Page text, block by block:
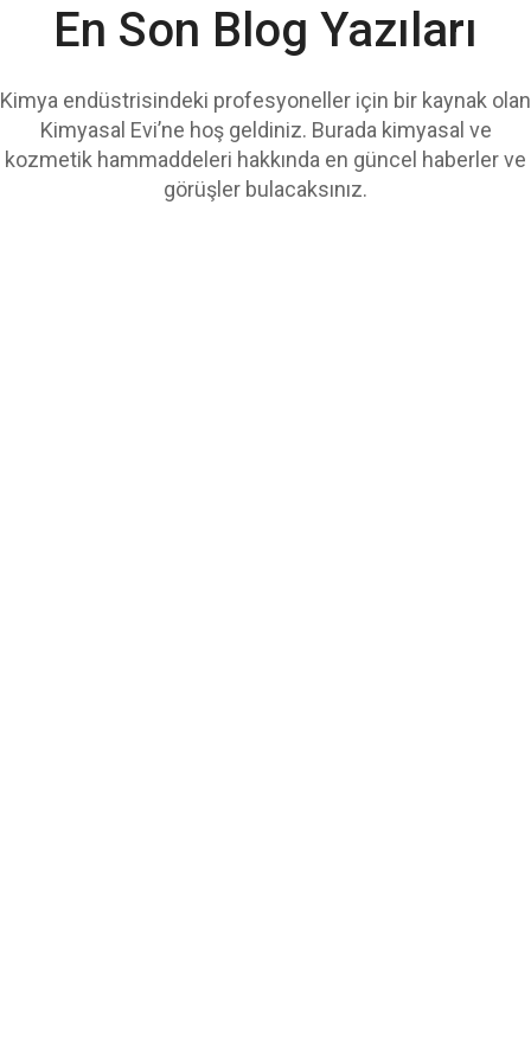
En Son Blog Yazıları
Kimya endüstrisindeki profesyoneller için bir kaynak olan
Kimyasal Evi’ne hoş geldiniz. Burada kimyasal ve
kozmetik hammaddeleri hakkında en güncel haberler ve
görüşler bulacaksınız.